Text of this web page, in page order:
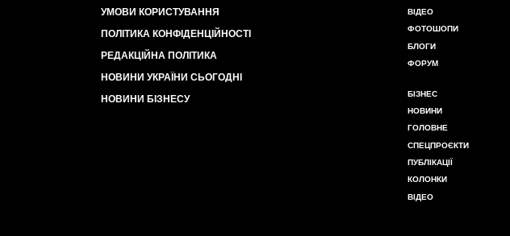
УМОВИ КОРИСТУВАННЯ
ПОЛІТИКА КОНФІДЕНЦІЙНОСТІ
РЕДАКЦІЙНА ПОЛІТИКА
НОВИНИ УКРАЇНИ СЬОГОДНІ
НОВИНИ БІЗНЕСУ
ВІДЕО
ФОТОШОПИ
БЛОГИ
ФОРУМ
БІЗНЕС
НОВИНИ
ГОЛОВНЕ
СПЕЦПРОЄКТИ
ПУБЛІКАЦІЇ
КОЛОНКИ
ВІДЕО